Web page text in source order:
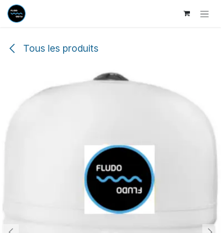
Se rendre au contenu
Tous les produits